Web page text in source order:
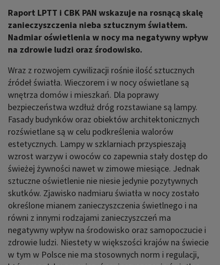
Raport LPTT i CBK PAN wskazuje na rosnącą skalę
zanieczyszczenia nieba sztucznym światłem.
Nadmiar oświetlenia w nocy ma negatywny wpływ
na zdrowie ludzi oraz środowisko.
Wraz z rozwojem cywilizacji rośnie ilość sztucznych
źródeł światła. Wieczorem i w nocy oświetlane są
wnętrza domów i mieszkań. Dla poprawy
bezpieczeństwa wzdłuż dróg rozstawiane są lampy.
Fasady budynków oraz obiektów architektonicznych
rozświetlane są w celu podkreślenia walorów
estetycznych. Lampy w szklarniach przyspieszają
wzrost warzyw i owoców co zapewnia stały dostęp do
świeżej żywności nawet w zimowe miesiące. Jednak
sztuczne oświetlenie nie niesie jedynie pozytywnych
skutków. Zjawisko nadmiaru światła w nocy zostało
określone mianem zanieczyszczenia świetlnego i na
równi z innymi rodzajami zanieczyszczeń ma
negatywny wpływ na środowisko oraz samopoczucie i
zdrowie ludzi. Niestety w większości krajów na świecie
w tym w Polsce nie ma stosownych norm i regulacji,